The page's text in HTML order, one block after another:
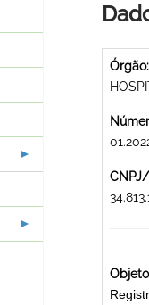
Órgão: